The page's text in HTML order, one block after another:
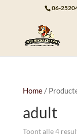
06-
Home/
adult
Toont alle 4